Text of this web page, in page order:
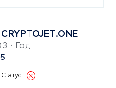
CRYPTOJET.ONE
• Год